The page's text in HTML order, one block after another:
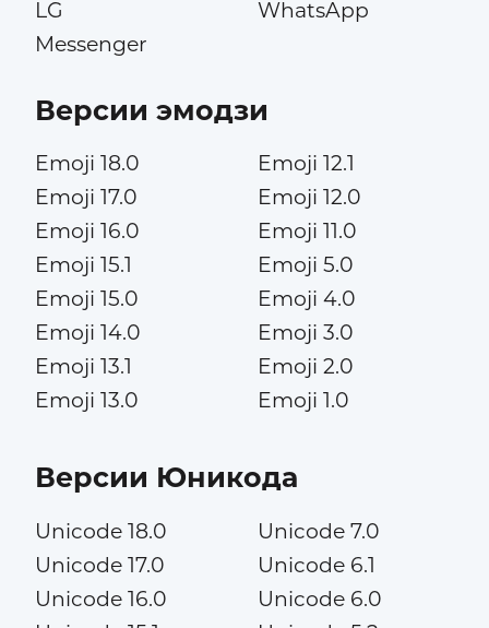
LG
Messenger
WhatsApp
Версии эмодзи
Emoji 18.0
Emoji 17.0
Emoji 16.0
Emoji 15.1
Emoji 15.0
Emoji 14.0
Emoji 13.1
Emoji 13.0
Emoji 12.1
Emoji 12.0
Emoji 11.0
Emoji 5.0
Emoji 4.0
Emoji 3.0
Emoji 2.0
Emoji 1.0
Версии Юникода
Unicode 18.0
Unicode 17.0
Unicode 16.0
Unicode 7.0
Unicode 6.1
Unicode 6.0